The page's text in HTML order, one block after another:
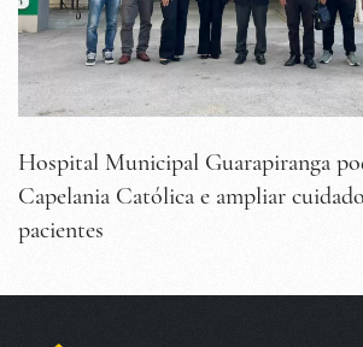
Hospital Municipal Guarapiranga
Capelania Católica e ampliar
pacientes